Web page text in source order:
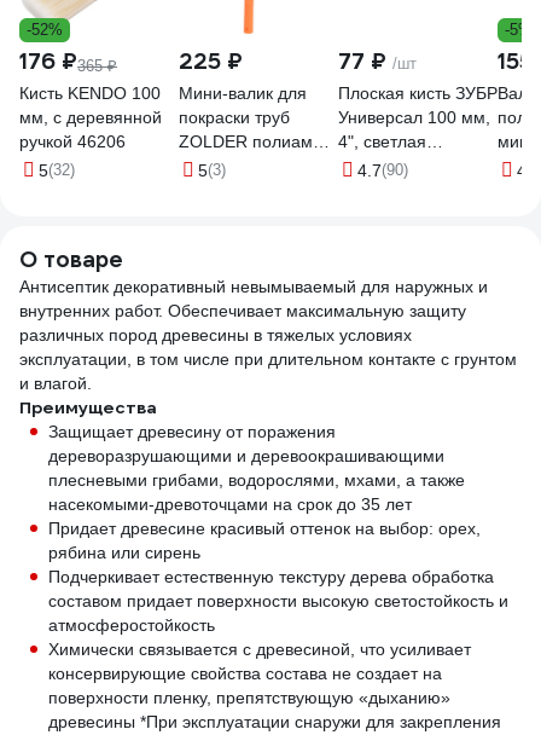
-52%
176 ₽365 ₽
Кисть KENDO 100
мм, с деревянной
ручкой 46206
5(32)
225 ₽
Мини-валик для
покраски труб
ZOLDER полиамид,
с ручкой, ворс 12
5(3)
77 ₽ /шт
Плоская кисть ЗУБР
Универсал 100 мм,
4", светлая
натуральная
4.7(90)
-5%
155
4.5
О товаре
Антисептик декоративный невымываемый для наружных и
внутренних работ. Обеспечивает максимальную защиту
различных пород древесины в тяжелых условиях
эксплуатации, в том числе при длительном контакте с грунтом
и влагой.
Преимущества
Защищает древесину от поражения
дереворазрушающими и деревоокрашивающими
плесневыми грибами, водорослями, мхами, а также
насекомыми-древоточцами на срок до 35 лет
Придает древесине красивый оттенок на выбор: орех,
рябина или сирень
Подчеркивает естественную текстуру дерева обработка
составом придает поверхности высокую светостойкость и
атмосферостойкость
Химически связывается с древесиной, что усиливает
консервирующие свойства состава не создает на
поверхности пленку, препятствующую «дыханию»
древесины *При эксплуатации снаружи для закрепления